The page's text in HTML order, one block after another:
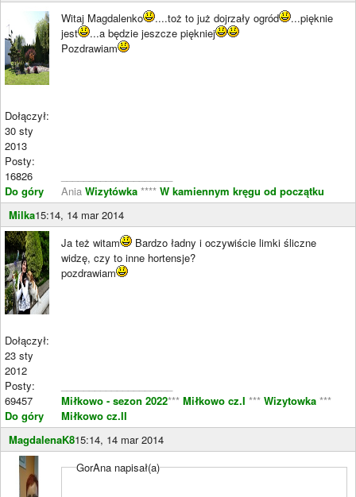
Dołączył:
30 sty
2013
Posty:
16826
Do góry
Witaj Magdalenko ....toż to już dojrzały ogród
...pięknie
jest
...a będzie jeszcze piękniej
Pozdrawiam
Ania Wizytówka **** W kamiennym kręgu od początku
Milka15:14, 14 mar 2014
Dołączył:
23 sty
2012
Posty:
69457
Do góry
Ja też witam
Bardzo ładny i oczywiście limki śliczne
widzę, czy to inne hortensje?
pozdrawiam
Miłkowo - sezon 2022*** Miłkowo cz.I *** Wizytowka ***
Miłkowo cz.II
MagdalenaK815:14, 14 mar 2014
GorAna napisał(a)